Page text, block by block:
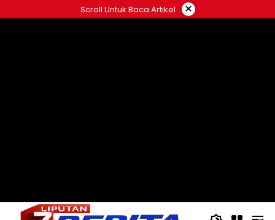
ke
Scroll Untuk Baca Artikel ×